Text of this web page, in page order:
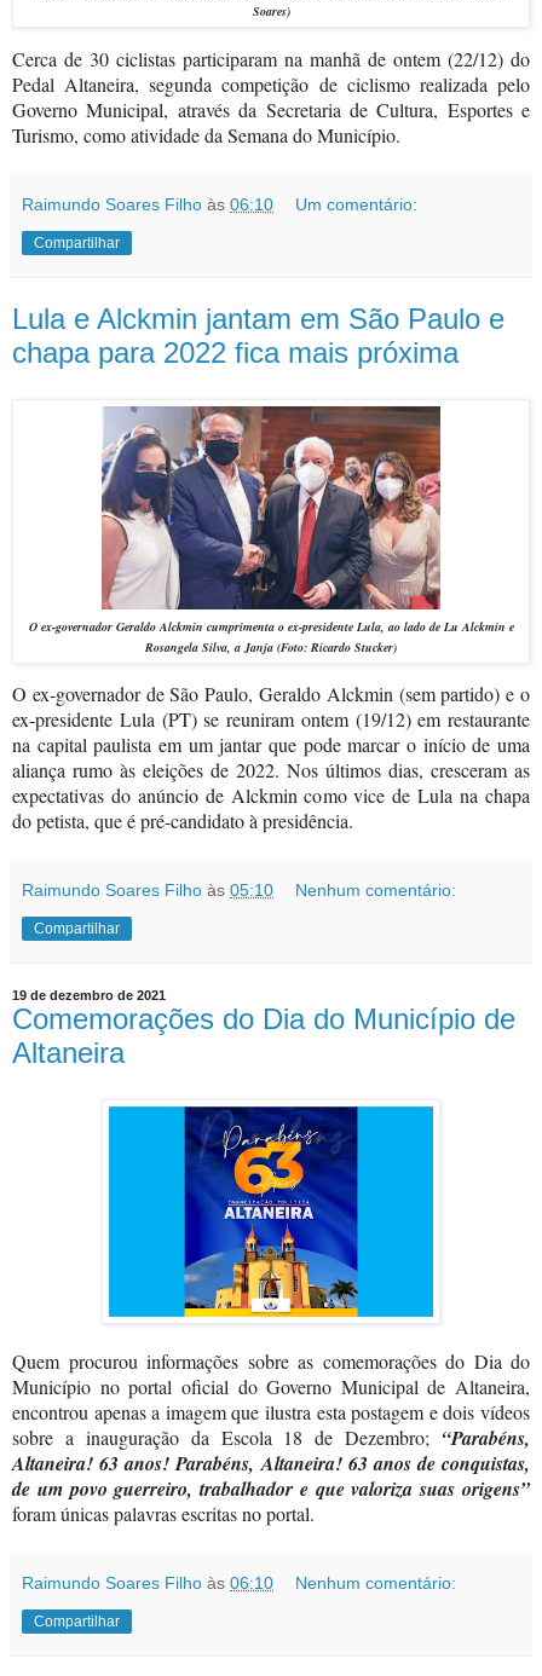
Soares)
Cerca de 30 ciclistas participaram na manhã de ontem (22/12) do
Pedal Altaneira, segunda competição de ciclismo realizada pelo
Governo Municipal, através da Secretaria de Cultura, Esportes e
Turismo, como atividade da Semana do Município.
Raimundo Soares Filho às 06:10 Um comentário:
Compartilhar
Lula e Alckmin jantam em São Paulo e
chapa para 2022 fica mais próxima
O ex-governador Geraldo Alckmin cumprimenta o ex-presidente Lula, ao lado de Lu Alckmin e
Rosangela Silva, a Janja (Foto: Ricardo Stucker)
O ex-governador de São Paulo, Geraldo Alckmin (sem partido) e o
ex-presidente Lula (PT) se reuniram ontem (19/12) em restaurante
na capital paulista em um jantar que pode marcar o início de uma
aliança rumo às eleições de 2022. Nos últimos dias, cresceram as
expectativas do anúncio de Alckmin como vice de Lula na chapa
do petista, que é pré-candidato à presidência.
Raimundo Soares Filho às 05:10 Nenhum comentário:
Compartilhar
19 de dezembro de 2021
Comemorações do Dia do Município de
Altaneira
Quem procurou informações sobre as comemorações do Dia do
Município no portal oficial do Governo Municipal de Altaneira,
encontrou apenas a imagem que ilustra esta postagem e dois vídeos
sobre a inauguração da Escola 18 de Dezembro; “Parabéns,
Altaneira! 63 anos! Parabéns, Altaneira! 63 anos de conquistas,
de um povo guerreiro, trabalhador e que valoriza suas origens”
foram únicas palavras escritas no portal.
Raimundo Soares Filho às 06:10 Nenhum comentário:
Compartilhar